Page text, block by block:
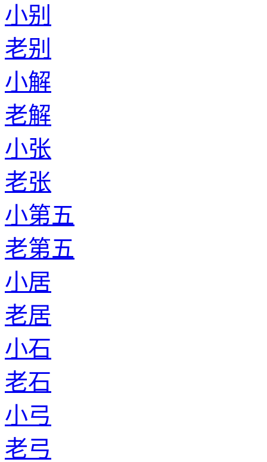
小别
老别
小解
老解
小张
老张
小第五
老第五
小居
老居
小石
老石
小弓
老弓